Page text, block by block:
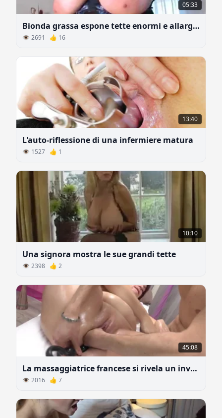
05:33
Bionda grassa espone tette enormi e allarga le gambe
👁 2691 👍 16
13:40
L'auto-riflessione di una infermiere matura
👁 1527 👍 1
10:10
Una signora mostra le sue grandi tette
👁 2398 👍 2
45:08
La massaggiatrice francese si rivela un inveterata troia anale
👁 2016 👍 7